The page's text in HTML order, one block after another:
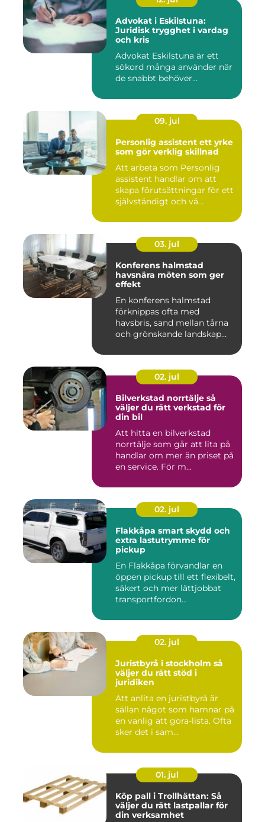
Advokat i Eskilstuna:
Juridisk trygghet i vardag
och kris
Advokat Eskilstuna är ett
sökord många använder när
de snabbt behöver...
09. jul
Personlig assistent ett yrke
som gör verklig skillnad
Att arbeta som Personlig
assistent handlar om att
skapa förutsättningar för ett
självständigt och vä...
03. jul
Konferens halmstad
havsnära möten som ger
effekt
En konferens halmstad
förknippas ofta med
havsbris, sand mellan tårna
och grönskande landskap
02. jul
Bilverkstad norrtälje så
väljer du rätt verkstad för
din bil
Att hitta en bilverkstad
norrtälje som går att lita på
handlar om mer än priset på
en service. För m...
02. jul
Flakkåpa smart skydd och
extra lastutrymme för
pickup
En Flakkåpa förvandlar en
öppen pickup till ett flexibelt,
säkert och mer lättjobbat
transportfordon...
02. jul
Juristbyrå i stockholm så
väljer du rätt stöd i
juridiken
Att anlita en juristbyrå är
sällan något som hamnar på
en vanlig att göra-lista. Ofta
sker det i sam...
01. jul
Köp pall i Trollhättan: Så
väljer du rätt lastpallar för
din verksamhet